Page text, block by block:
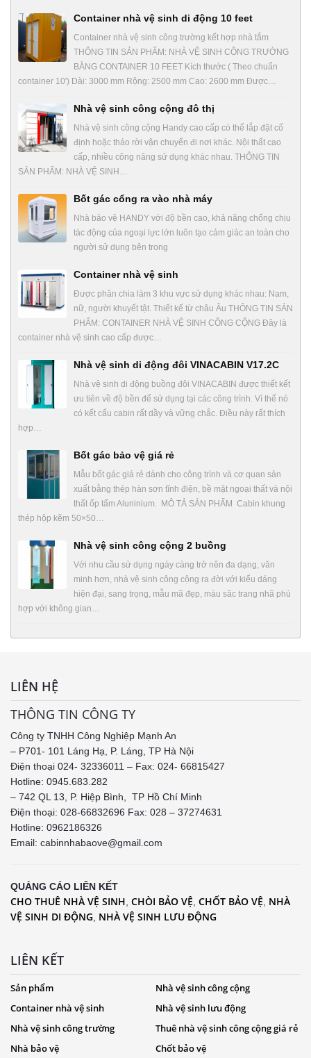
Container nhà vệ sinh di động 10 feet
Container nhà vệ sinh công trường kết hợp nhà tắm
THÔNG TIN SẢN PHẨM: NHÀ VỆ SINH CÔNG TRƯỜNG
BẰNG CONTAINER 10 FEET Kích thước ( Theo chuẩn
container 10′) Dài: 3000 mm Rộng: 2500 mm Cao: 2600 mm Được…
Nhà vệ sinh công cộng đô thị
Nhà vệ sinh công cộng Handy cao cấp có thể lắp đặt cố
định hoặc tháo rời vận chuyển đi nơi khác. Nội thất cao
cấp, nhiều công năng sử dụng khác nhau. THÔNG TIN
SẢN PHẨM: NHÀ VỆ SINH…
Bốt gác cổng ra vào nhà máy
Nhà bảo vệ HANDY với độ bền cao, khả năng chống chịu
tác động của ngoại lực lớn luôn tạo cảm giác an toàn cho
người sử dụng bên trong
Container nhà vệ sinh
Được phân chia làm 3 khu vực sử dụng khác nhau: Nam,
nữ, người khuyết tật. Thiết kế từ châu Âu THÔNG TIN SẢN
PHẨM: CONTAINER NHÀ VỆ SINH CÔNG CỘNG Đây là
container nhà vệ sinh cao cấp được…
Nhà vệ sinh di động đôi VINACABIN V17.2C
Nhà vệ sinh di động buồng đôi VINACABIN được thiết kết
ưu tiên về độ bền để sử dụng tại các công trình. Vì thế nó
có kết cấu cabin rất dầy và vững chắc. Điều này rất thích
hợp…
Bốt gác bảo vệ giá rẻ
Mẫu bốt gác giá rẻ dành cho công trình và cơ quan sản
xuất bằng thép hàn sơn tĩnh điện, bề mặt ngoại thất và nội
thất ốp tấm Aluninium. MÔ TẢ SẢN PHẨM Cabin khung
thép hộp kẽm 50×50…
Nhà vệ sinh công cộng 2 buồng
Với nhu cầu sử dụng ngày càng trở nên đa dạng, văn
minh hơn, nhà vệ sinh công cộng ra đời với kiểu dáng
hiện đại, sang trọng, mẫu mã đẹp, màu săc trang nhã phù
hợp với không gian…
LIÊN HỆ
THÔNG TIN CÔNG TY
Công ty TNHH Công Nghiệp Mạnh An
– P701- 101 Láng Hạ, P. Láng, TP Hà Nội
Điện thoại 024- 32336011 – Fax: 024- 66815427
Hotline: 0945.683.282
– 742 QL 13, P. Hiệp Bình, TP Hồ Chí Minh
Điện thoại: 028-66832696 Fax: 028 – 37274631
Hotline: 0962186326
Email: cabinnhabaove@gmail.com
QUẢNG CÁO LIÊN KẾT
CHO THUÊ NHÀ VỆ SINH, CHÒI BẢO VỆ, CHỐT BẢO VỆ, NHÀ
VỆ SINH DI ĐỘNG, NHÀ VỆ SINH LƯU ĐỘNG
LIÊN KẾT
Sản phẩm
Nhà vệ sinh công cộng
Container nhà vệ sinh
Nhà vệ sinh lưu động
Nhà vệ sinh công trường
Thuê nhà vệ sinh công cộng giá rẻ
Nhà bảo vệ
Chốt bảo vệ